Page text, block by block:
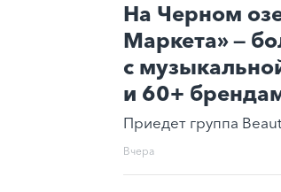
На Черном
Маркета» —
с
и 60+
Приедет группа
Вчера